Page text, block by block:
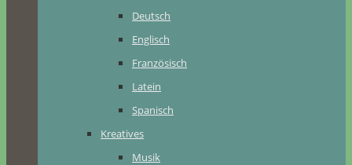
Deutsch
Englisch
Französisch
Latein
Spanisch
Kreatives
Musik